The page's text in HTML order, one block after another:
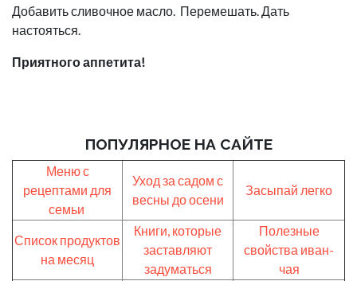
Добавить сливочное масло. Перемешать. Дать
настояться.
Приятного аппетита!
ПОПУЛЯРНОЕ НА САЙТЕ
Меню с
рецептами для
семьи
Уход за садом с
весны до осени
Засыпай легко
Список продуктов
на месяц
Книги, которые
заставляют
задуматься
Полезные
свойства иван-
чая